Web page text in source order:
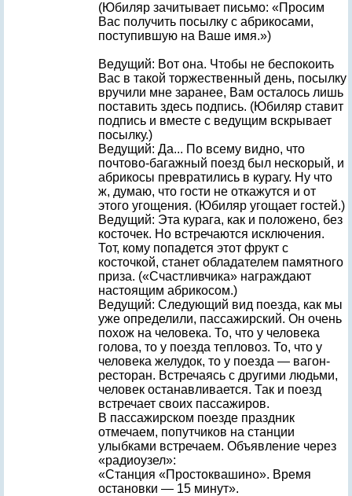
(Юбиляр зачитывает письмо: «Просим
Вас получить посылку с абрикосами,
поступившую на Ваше имя.»)
Ведущий: Вот она. Чтобы не беспокоить
Вас в такой торжественный день, посылку
вручили мне заранее, Вам осталось лишь
поставить здесь подпись. (Юбиляр ставит
подпись и вместе с ведущим вскрывает
посылку.)
Ведущий: Да... По всему видно, что
почтово-багажный поезд был нескорый, и
абрикосы превратились в курагу. Ну что
ж, думаю, что гости не откажутся и от
этого угощения. (Юбиляр угощает гостей.)
Ведущий: Эта курага, как и положено, без
косточек. Но встречаются исключения.
Тот, кому попадется этот фрукт с
косточкой, станет обладателем памятного
приза. («Счастливчика» награждают
настоящим абрикосом.)
Ведущий: Следующий вид поезда, как мы
уже определили, пассажирский. Он очень
похож на человека. То, что у человека
голова, то у поезда тепловоз. То, что у
человека желудок, то у поезда — вагон-
ресторан. Встречаясь с другими людьми,
человек останавливается. Так и поезд
встречает своих пассажиров.
В пассажирском поезде праздник
отмечаем, попутчиков на станции
улыбками встречаем. Объявление через
«радиоузел»:
«Станция «Простоквашино». Время
остановки — 15 минут».